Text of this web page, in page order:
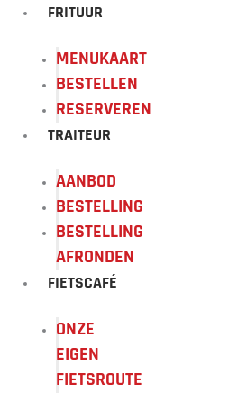
FRITUUR
MENUKAART
BESTELLEN
RESERVEREN
TRAITEUR
AANBOD
BESTELLING
BESTELLING
AFRONDEN
FIETSCAFÉ
ONZE
EIGEN
FIETSROUTE